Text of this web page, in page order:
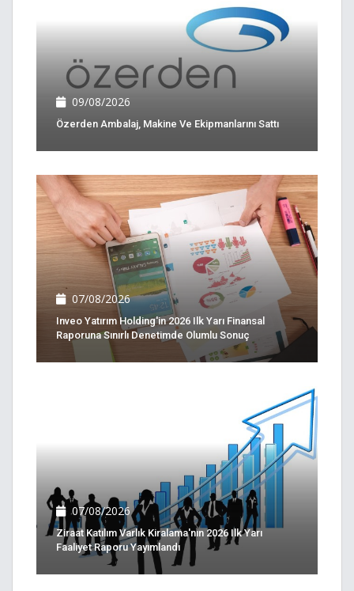
09/08/2026
Özerden Ambalaj, Makine Ve Ekipmanlarını Sattı
07/08/2026
Inveo Yatırım Holding'in 2026 Ilk Yarı Finansal
Raporuna Sınırlı Denetimde Olumlu Sonuç
07/08/2026
Ziraat Katılım Varlık Kiralama'nın 2026 Ilk Yarı
Faaliyet Raporu Yayımlandı